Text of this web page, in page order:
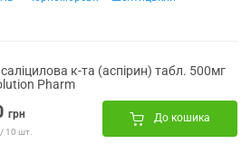
к-та (аспірин) табл. 500мг
Pharm
грн
10 шт.
До кошика